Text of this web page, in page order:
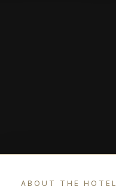
ABOUT THE HOTEL